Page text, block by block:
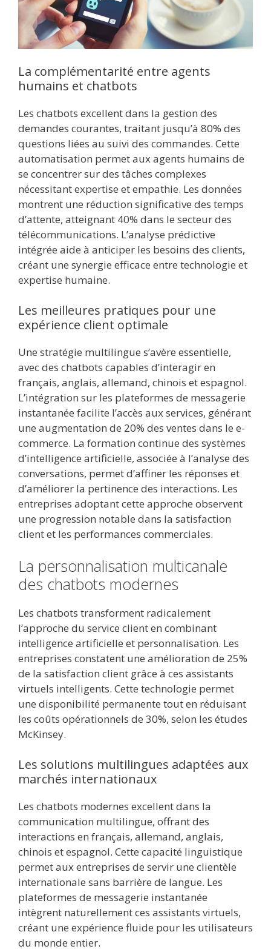
La complémentarité entre agents
humains et chatbots
Les chatbots excellent dans la gestion des
demandes courantes, traitant jusqu’à 80% des
questions liées au suivi des commandes. Cette
automatisation permet aux agents humains de
se concentrer sur des tâches complexes
nécessitant expertise et empathie. Les données
montrent une réduction significative des temps
d’attente, atteignant 40% dans le secteur des
télécommunications. L’analyse prédictive
intégrée aide à anticiper les besoins des clients,
créant une synergie efficace entre technologie et
expertise humaine.
Les meilleures pratiques pour une
expérience client optimale
Une stratégie multilingue s’avère essentielle,
avec des chatbots capables d’interagir en
français, anglais, allemand, chinois et espagnol.
L’intégration sur les plateformes de messagerie
instantanée facilite l’accès aux services, générant
une augmentation de 20% des ventes dans le e-
commerce. La formation continue des systèmes
d’intelligence artificielle, associée à l’analyse des
conversations, permet d’affiner les réponses et
d’améliorer la pertinence des interactions. Les
entreprises adoptant cette approche observent
une progression notable dans la satisfaction
client et les performances commerciales.
La personnalisation multicanale
des chatbots modernes
Les chatbots transforment radicalement
l’approche du service client en combinant
intelligence artificielle et personnalisation. Les
entreprises constatent une amélioration de 25%
de la satisfaction client grâce à ces assistants
virtuels intelligents. Cette technologie permet
une disponibilité permanente tout en réduisant
les coûts opérationnels de 30%, selon les études
McKinsey.
Les solutions multilingues adaptées aux
marchés internationaux
Les chatbots modernes excellent dans la
communication multilingue, offrant des
interactions en français, allemand, anglais,
chinois et espagnol. Cette capacité linguistique
permet aux entreprises de servir une clientèle
internationale sans barrière de langue. Les
plateformes de messagerie instantanée
intègrent naturellement ces assistants virtuels,
créant une expérience fluide pour les utilisateurs
du monde entier.